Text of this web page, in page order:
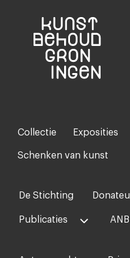
Footer-
menu
Collectie Exposities
Schenken van kunst
Voet
midden
De Stichting
Publicaties ANBI